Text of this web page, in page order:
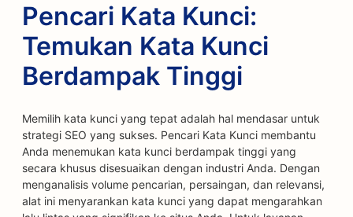
Pencari Kata Kunci:
Temukan Kata Kunci
Berdampak Tinggi
Memilih kata kunci yang tepat adalah hal mendasar untuk
strategi SEO yang sukses. Pencari Kata Kunci membantu
Anda menemukan kata kunci berdampak tinggi yang
secara khusus disesuaikan dengan industri Anda. Dengan
menganalisis volume pencarian, persaingan, dan relevansi,
alat ini menyarankan kata kunci yang dapat mengarahkan